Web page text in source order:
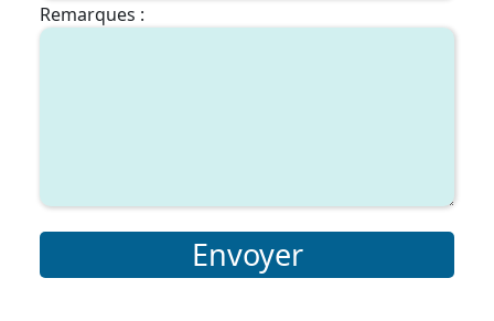
Remarques :
Envoyer